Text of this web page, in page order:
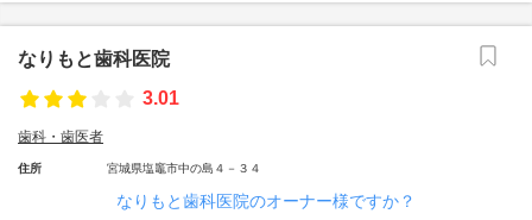
なりもと歯科医院
3.01
歯科・歯医者
住所 宮城県塩竈市中の島４－３４
なりもと歯科医院のオーナー様ですか？